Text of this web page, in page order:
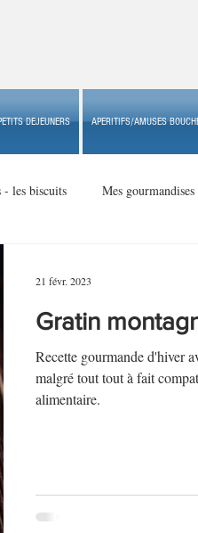
DEJEUNERS APERITIFS/AMUSES
- les biscuits Mes
amuses bouches de fête ou
Biscuits et crackers
Gratin
Recette gourmande d'hiver
malgré tout tout à fait
alimentaire.
21 févr. 2023